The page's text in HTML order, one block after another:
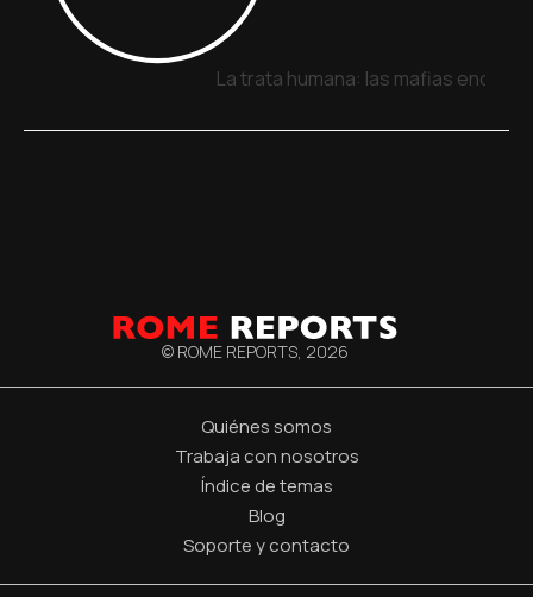
La trata humana: las mafias
© ROME REPORTS, 2026
Quiénes somos
Trabaja con nosotros
Índice de temas
Blog
Soporte y contacto